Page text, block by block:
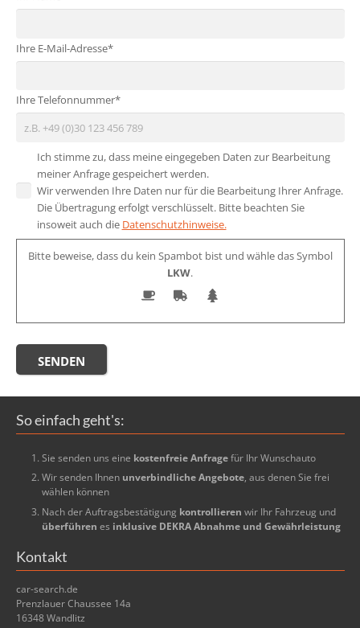
Ihre E-Mail-Adresse*
Ihre Telefonnummer*
Ich stimme zu, dass meine eingegeben Daten zur Bearbeitung
meiner Anfrage gespeichert werden.
Wir verwenden Ihre Daten nur für die Bearbeitung Ihrer Anfrage.
Die Übertragung erfolgt verschlüsselt. Bitte beachten Sie
insoweit auch die Datenschutzhinweise.
Bitte beweise, dass du kein Spambot bist und wähle das Symbol
LKW.
So einfach geht's:
Sie senden uns eine kostenfreie Anfragefür Ihr Wunschauto
Wir senden Ihnen unverbindliche Angebote, aus denen Sie frei
wählen können
Nach der Auftragsbestätigung kontrollieren wir Ihr Fahrzeug und
überführen es inklusive DEKRA Abnahme und Gewährleistung
Kontakt
car-search.de
Prenzlauer Chaussee 14a
16348 Wandlitz